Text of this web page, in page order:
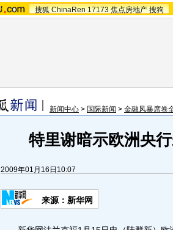
搜狐 ChinaRen 17173 焦点房地产 搜狗
新闻中心 > 国际新闻 > 金融风暴席卷
特里谢暗示欧洲央
2009年01月16日10:07
来源：新华网